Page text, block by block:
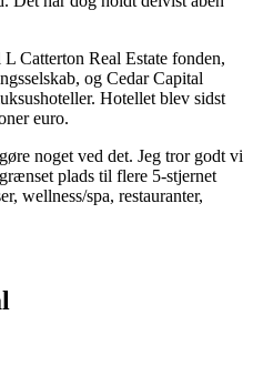
Catterton Real Estate fonden,
og Cedar Capital
Hotellet blev sidst
euro.
noget ved det. Jeg tror godt vi
plads til flere 5-stjernet
wellness/spa, restauranter,